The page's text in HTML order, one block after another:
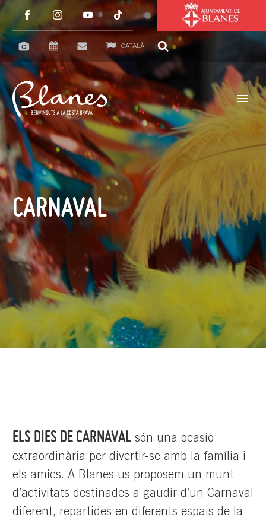
CATALÀ
CARNAVAL
ELS DIES DE CARNAVAL són una ocasió
extraordinària per divertir-se amb la família i
els amics. A Blanes us proposem un munt
d’activitats destinades a gaudir d’un Carnaval
diferent, repartides en diferents espais de la